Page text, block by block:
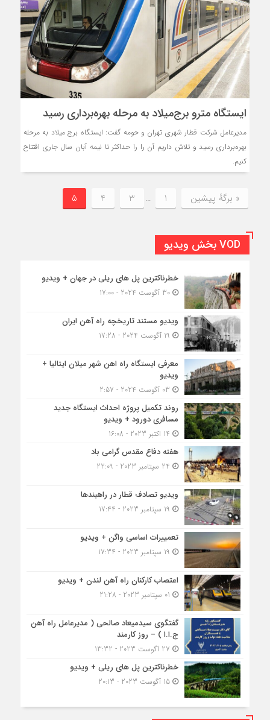
ایستگاه مترو برج‌میلاد به مرحله بهره‌برداری رسید
مدیرعامل شرکت قطار شهری تهران و حومه گفت: ایستگاه برج میلاد به مرحله
بهره‌برداری رسید و تلاش داریم آن را را حداکثر تا نیمه آبان سال جاری افتتاح
کنیم.
« برگه‌ٔ پیشین 1
…
3
4
5
VOD بخش ویدیو
خطرناکترین پل های ریلی در جهان + ویدیو
30 آگوست 2024 - 17:00
ویدیو مستند تاریخچه راه آهن ایران
معرفی ایستگاه راه اهن شهر میلان ایتالیا +
ویدیو
روند تکمیل پروژه احداث ایستگاه جدید
مسافری دورود + ویدیو
هفته دفاع مقدس گرامی باد
ویدیو تصادف قطار در راهبندها
تعمییرات اساسی واگن + ویدیو
اعتصاب کارکنان راه آهن لندن + ویدیو
گفتگوی سیدمیعاد صالحی ( مدیرعامل راه آهن
ج.ا.ا ) – روز کارمند
خطرناکترین پل های ریلی + ویدیو
15 آگوست 2023 - 20:13